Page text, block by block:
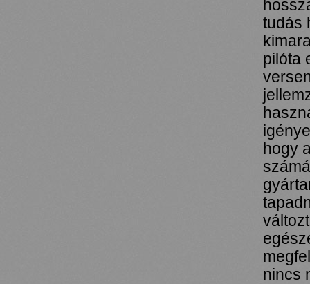
tudás
pilóta
hogy
nincs